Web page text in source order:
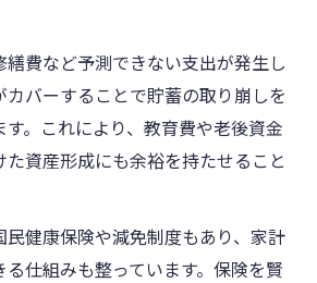
費など予測できない支出が発生し
カバーすることで貯蓄の取り崩しを
。これにより、教育費や老後資金
た資産形成にも余裕を持たせること
民健康保険や減免制度もあり、家計
仕組みも整っています。保険を賢